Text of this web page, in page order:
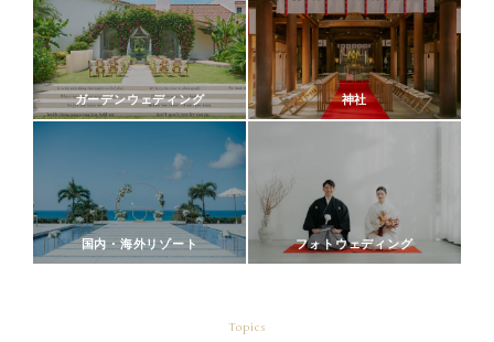
ガーデンウェディング 神社
国内・海外リゾート フォトウェディング
Topics